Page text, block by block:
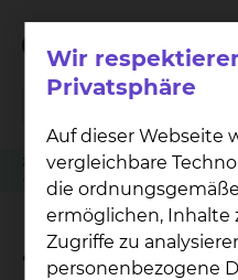
Zuweiser Patient anmelden
4-Zellen-Bad
4-Zellen-Bad
Wir
Privatsphäre
Auf dieser Webseite
vergleichbare
die
ermöglichen, Inhalte
Zugriffe zu
personenbezogene